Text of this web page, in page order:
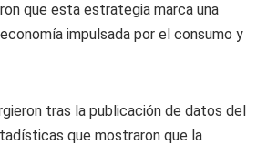
que esta estrategia marca una
impulsada por el consumo y
tras la publicación de datos del
que mostraron que la